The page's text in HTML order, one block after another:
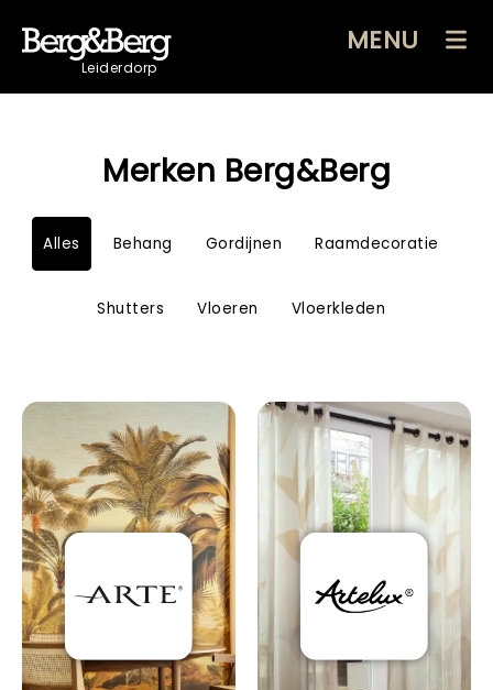
Leiderdorp
MENU
Merken Berg&Berg
Alles Behang Gordijnen Raamdecoratie
Shutters Vloeren Vloerkleden